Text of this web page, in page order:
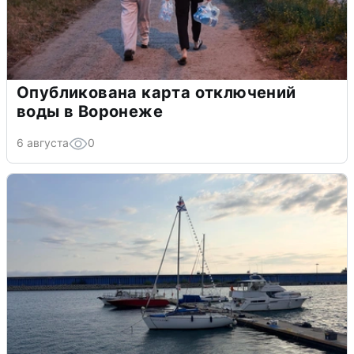
Опубликована карта отключений
воды в Воронеже
6 августа 0